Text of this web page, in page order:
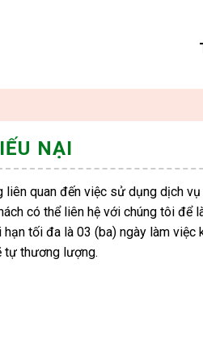
NẠI
liên quan đến việc sử dụng dịch
có thể liên hệ với chúng tôi để
tối đa là 03 (ba) ngày làm việc
tự thương lượng.